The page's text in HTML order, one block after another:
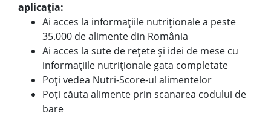
aplicația:
Ai acces la informațiile nutriționale a peste
35.000 de alimente din România
Ai acces la sute de rețete și idei de mese cu
informațiile nutriționale gata completate
Poți vedea Nutri-Score-ul alimentelor
Poți căuta alimente prin scanarea codului de
bare